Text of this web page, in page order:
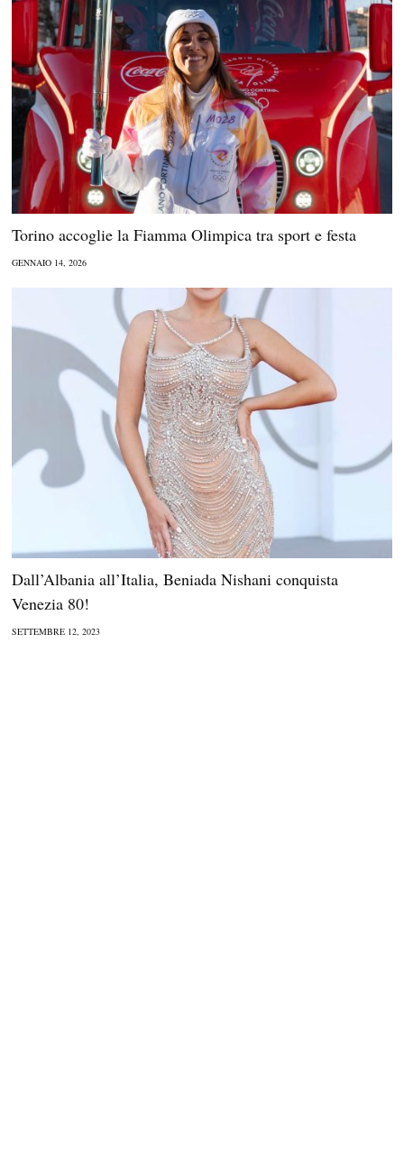
Torino accoglie la Fiamma Olimpica tra sport e festa
GENNAIO 14, 2026
Dall’Albania all’Italia, Beniada Nishani conquista
Venezia 80!
SETTEMBRE 12, 2023